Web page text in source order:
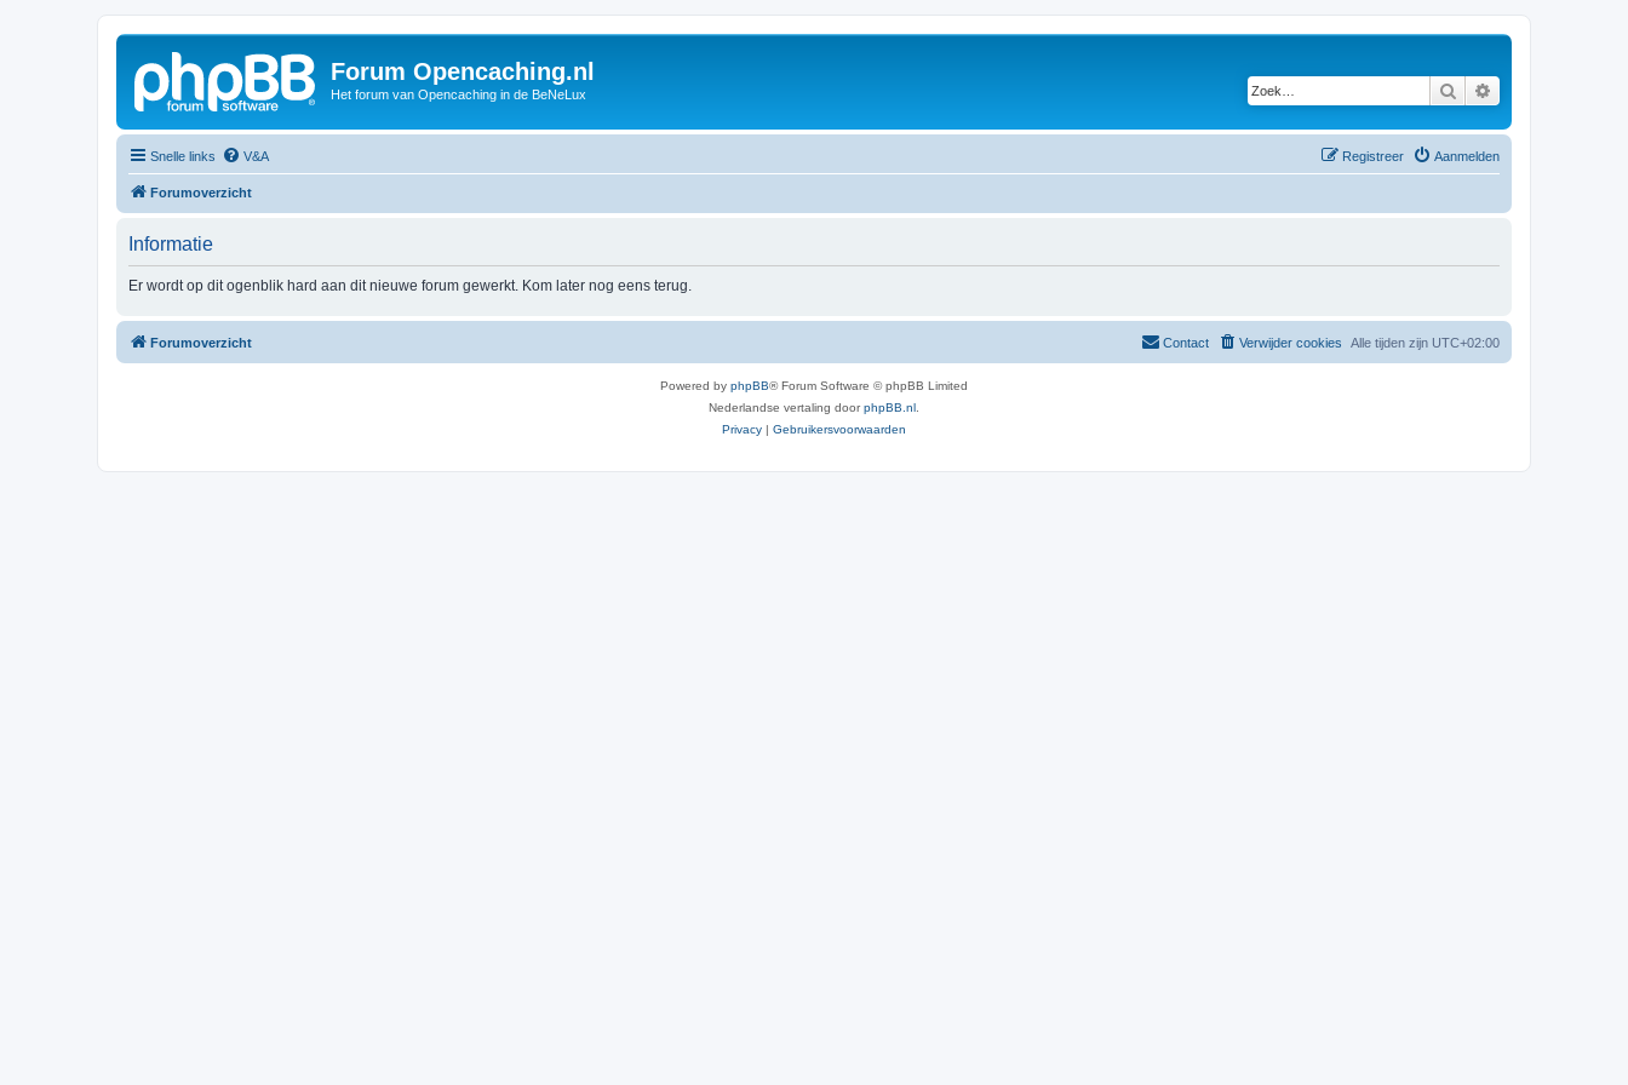
Forum Opencaching.nl
Het forum van Opencaching in de BeNeLux Zoek
Snelle links V&A Aanmelden
Registreer
Forumoverzicht
Informatie
Er wordt op dit ogenblik hard aan dit nieuwe forum gewerkt. Kom later nog eens terug.
Forumoverzicht Alle tijden zijn UTC+02:00
Verwijder cookies
Contact
Powered by phpBB® Forum Software © phpBB Limited
Nederlandse vertaling doorphpBB.nl
Privacy | Gebruikersvoorwaarden